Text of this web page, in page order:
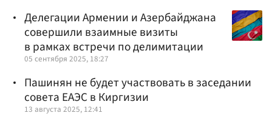
Делегации Армении и Азербайджана
совершили взаимные визиты
в рамках встречи по делимитации
05 сентября 2025, 18:27
Пашинян не будет участвовать в заседании
совета ЕАЭС в Киргизии
13 августа 2025, 12:41